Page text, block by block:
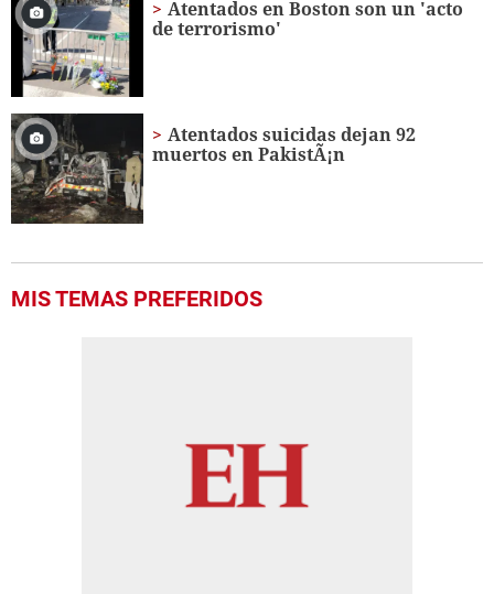
Atentados en Boston son un 'acto
de terrorismo'
Atentados suicidas dejan 92
muertos en PakistÃ¡n
MIS TEMAS PREFERIDOS